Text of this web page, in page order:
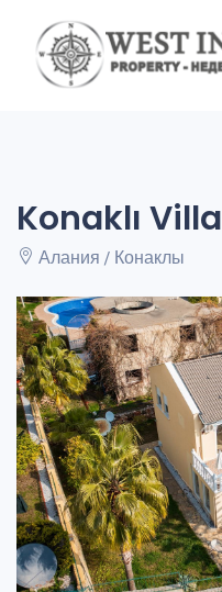
Konaklı Villa
Алания / Конаклы